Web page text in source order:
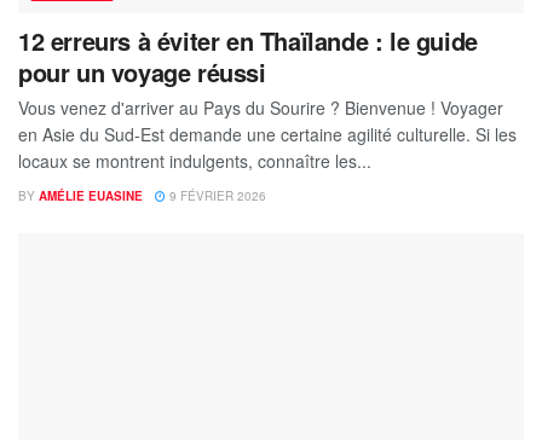
12 erreurs à éviter en Thaïlande : le guide
pour un voyage réussi
Vous venez d'arriver au Pays du Sourire ? Bienvenue ! Voyager
en Asie du Sud-Est demande une certaine agilité culturelle. Si les
locaux se montrent indulgents, connaître les...
BY AMÉLIE EUASINE 9 FÉVRIER 2026